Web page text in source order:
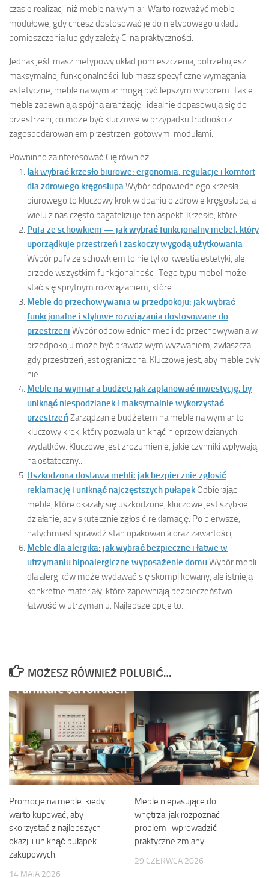
czasie realizacji niż meble na wymiar. Warto rozważyć meble
modułowe, gdy chcesz dostosować je do nietypowego układu
pomieszczenia lub gdy zależy Ci na praktyczności.
Jednak jeśli masz nietypowy układ pomieszczenia, potrzebujesz
maksymalnej funkcjonalności, lub masz specyficzne wymagania
estetyczne, meble na wymiar mogą być lepszym wyborem. Takie
meble zapewniają spójną aranżację i idealnie dopasowują się do
przestrzeni, co może być kluczowe w przypadku trudności z
zagospodarowaniem przestrzeni gotowymi modułami.
Powninno zainteresować Cię również:
Jak wybrać krzesło biurowe: ergonomia, regulacje i komfort
dla zdrowego kręgosłupaWybór odpowiedniego krzesła
biurowego to kluczowy krok w dbaniu o zdrowie kręgosłupa, a
wielu z nas często bagatelizuje ten aspekt. Krzesło, które...
Pufa ze schowkiem — jak wybrać funkcjonalny mebel, który
uporządkuje przestrzeń i zaskoczy wygodą użytkowania
Wybór pufy ze schowkiem to nie tylko kwestia estetyki, ale
przede wszystkim funkcjonalności. Tego typu mebel może
stać się sprytnym rozwiązaniem, które...
Meble do przechowywania w przedpokoju: jak wybrać
funkcjonalne i stylowe rozwiązania dostosowane do
przestrzeni Wybór odpowiednich mebli do przechowywania w
przedpokoju może być prawdziwym wyzwaniem, zwłaszcza
gdy przestrzeń jest ograniczona. Kluczowe jest, aby meble były
nie...
Meble na wymiar a budżet: jak zaplanować inwestycję, by
uniknąć niespodzianek i maksymalnie wykorzystać
przestrzeńZarządzanie budżetem na meble na wymiar to
kluczowy krok, który pozwala uniknąć nieprzewidzianych
wydatków. Kluczowe jest zrozumienie, jakie czynniki wpływają
na ostateczny...
Uszkodzona dostawa mebli: jak bezpiecznie zgłosić
reklamację i uniknąć najczęstszych pułapek Odbierając
meble, które okazały się uszkodzone, kluczowe jest szybkie
działanie, aby skutecznie zgłosić reklamację. Po pierwsze,
natychmiast sprawdź stan opakowania oraz zawartości,...
Meble dla alergika: jak wybrać bezpieczne i łatwe w
utrzymaniu hipoalergiczne wyposażenie domuWybór mebli
dla alergików może wydawać się skomplikowany, ale istnieją
konkretne materiały, które zapewniają bezpieczeństwo i
łatwość w utrzymaniu. Najlepsze opcje to...
MOŻESZ RÓWNIEŻ POLUBIĆ…
Promocje na meble: kiedy
warto kupować, aby
skorzystać z najlepszych
okazji i uniknąć pułapek
zakupowych
14 MAJA 2026
Meble niepasujące do
wnętrza: jak rozpoznać
problem i wprowadzić
praktyczne zmiany
29 CZERWCA 2026